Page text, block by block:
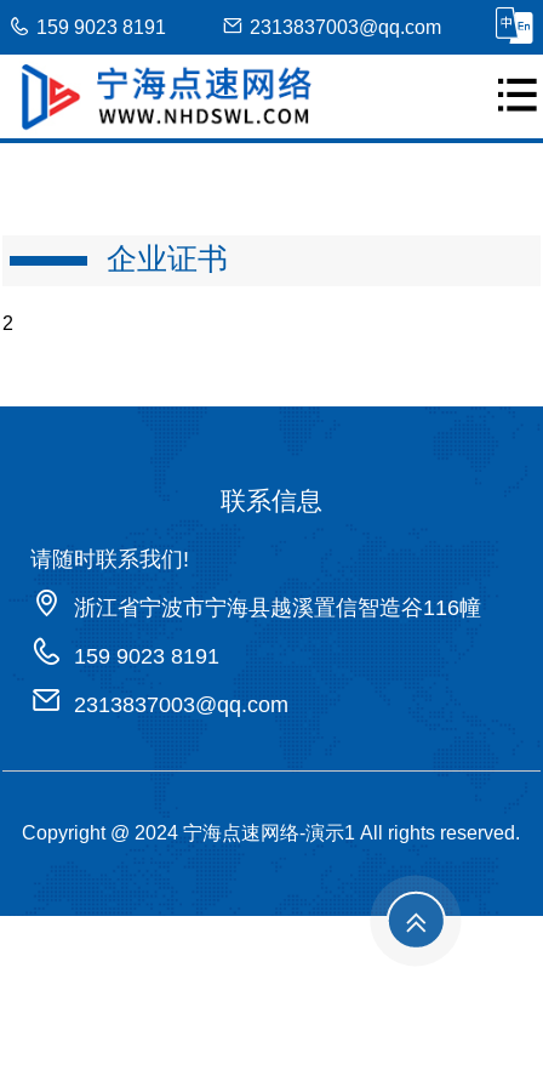
159 9023 8191 2313837003@qq.com
企业证书
2
联系信息
请随时联系我们!
浙江省宁波市宁海县越溪置信智造谷116幢
159 9023 8191
2313837003@qq.com
Copyright @ 2024 宁海点速网络-演示1 All rights reserved.